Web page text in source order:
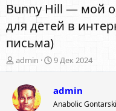
Bunny Hill — мой
для детей в
письма)
А
в
о
р
admin
Д
а
а
н
9 Дек 2024
admin
Anabolic Gontarski